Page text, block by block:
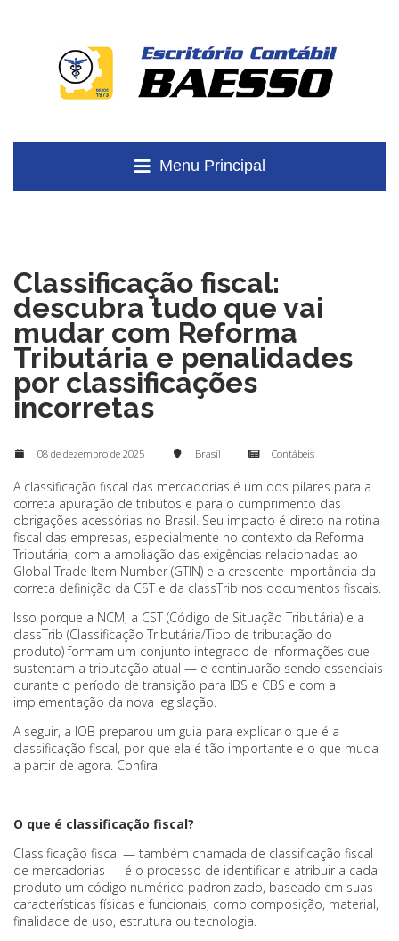
Menu Principal
Classificação fiscal:
descubra tudo que vai
mudar com Reforma
Tributária e penalidades
por classificações
incorretas
08 de dezembro de 2025 Brasil Contábeis
A classificação fiscal das mercadorias é um dos pilares para a
correta apuração de tributos e para o cumprimento das
obrigações acessórias no Brasil. Seu impacto é direto na rotina
fiscal das empresas, especialmente no contexto da Reforma
Tributária, com a ampliação das exigências relacionadas ao
Global Trade Item Number (GTIN) e a crescente importância da
correta definição da CST e da classTrib nos documentos fiscais.
Isso porque a NCM, a CST (Código de Situação Tributária) e a
classTrib (Classificação Tributária/Tipo de tributação do
produto) formam um conjunto integrado de informações que
sustentam a tributação atual — e continuarão sendo essenciais
durante o período de transição para IBS e CBS e com a
implementação da nova legislação.
A seguir, a IOB preparou um guia para explicar o que é a
classificação fiscal, por que ela é tão importante e o que muda
a partir de agora. Confira!
O que é classificação fiscal?
Classificação fiscal — também chamada de classificação fiscal
de mercadorias — é o processo de identificar e atribuir a cada
produto um código numérico padronizado, baseado em suas
características físicas e funcionais, como composição, material,
finalidade de uso, estrutura ou tecnologia.